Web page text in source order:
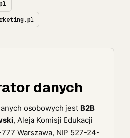
danych
osobowych jest B2B
, Aleja Komisji Edukacji
Warszawa, NIP 527-24-